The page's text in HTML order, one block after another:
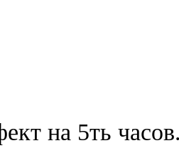
на 5ть